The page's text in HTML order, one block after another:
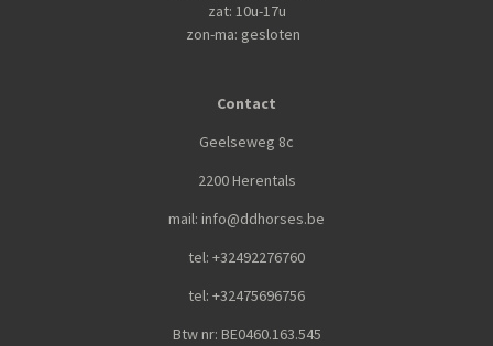
zat: 10u-17u
zon-ma: gesloten
Contact
Geelseweg 8c
2200 Herentals
mail: info@ddhorses.be
tel: +32492276760
tel: +32475696756
Btw nr: BE0460.163.545